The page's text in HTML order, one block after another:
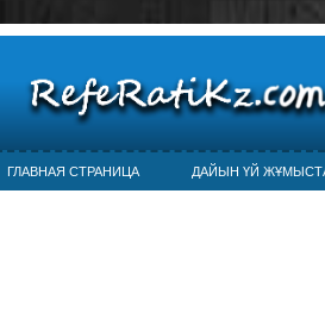
ГЛАВНАЯ СТРАНИЦА ДАЙЫН ҮЙ